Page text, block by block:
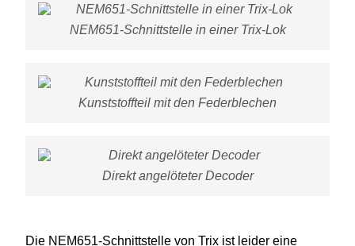
NEM651-Schnittstelle in einer Trix-Lok
Kunststoffteil mit den Federblechen
Direkt angelöteter Decoder
Die NEM651-Schnittstelle von Trix ist leider eine